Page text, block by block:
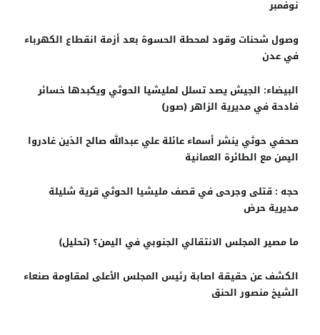
نوفمبر
وصول شحنات وقود لمحطة الحسوة بعد أزمة انقطاع الكهرباء
في عدن
البيضاء: الجيش يصد تسلل لمليشيا الحوثي ويكبدها خسائر
فادحة في مديرية الزاهر (صور)
صحفي حوثي ينشر أسماء عائلة علي عبدالله صالح الذين غادروا
اليمن مع الطائرة العمانية
حجه : قتلى وجرحى في قصف مليشيا الحوثي قرية شليلة
مديرية حرض
ما مصير المجلس الانتقالي الجنوبي في اليمن؟ (تحليل)
الكشف عن حقيقة اصابة رئيس المجلس الأعلى لمقاومة صنعاء
الشيخ منصور الحنق